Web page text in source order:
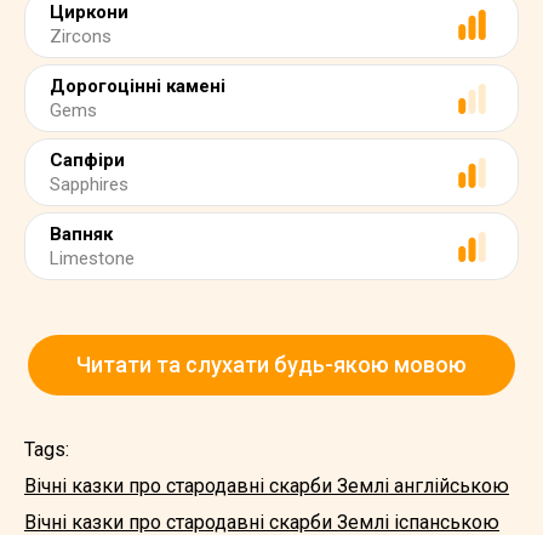
Циркони
Zircons
Дорогоцінні камені
Gems
Сапфіри
Sapphires
Вапняк
Limestone
Читати та слухати будь-якою мовою
Tags:
Вічні казки про стародавні скарби Землі англійською
Вічні казки про стародавні скарби Землі іспанською